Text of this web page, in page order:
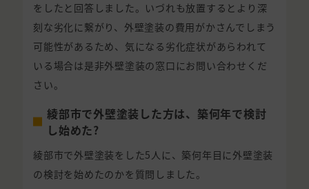
をしたと回答しました。いづれも放置するとより深
刻な劣化に繋がり、外壁塗装の費用がかさんでしまう
可能性があるため、気になる劣化症状があらわれて
いる場合は是非外壁塗装の窓口にお問い合わせくだ
さい。
綾部市で外壁塗装した方は、築何年で検討
し始めた?
綾部市で外壁塗装をした5人に、築何年目に外壁塗装
の検討を始めたのかを質問しました。